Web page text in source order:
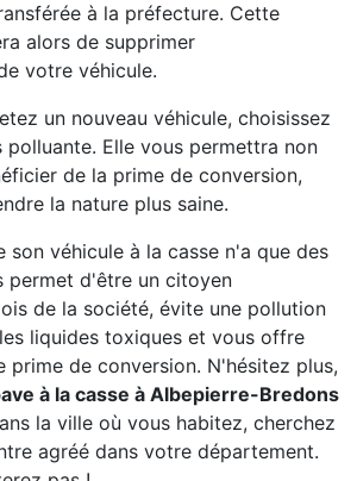
à la préfecture. Cette
alors de supprimer
votre véhicule.
un nouveau véhicule, choisissez
polluante. Elle vous permettra non
de la prime de conversion,
la nature plus saine.
son véhicule à la casse n'a que des
permet d'être un citoyen
de la société, évite une pollution
liquides toxiques et vous offre
prime de conversion. N'hésitez plus,
à la casse à Albepierre-Bredons
la ville où vous habitez, cherchez
agréé dans votre département.